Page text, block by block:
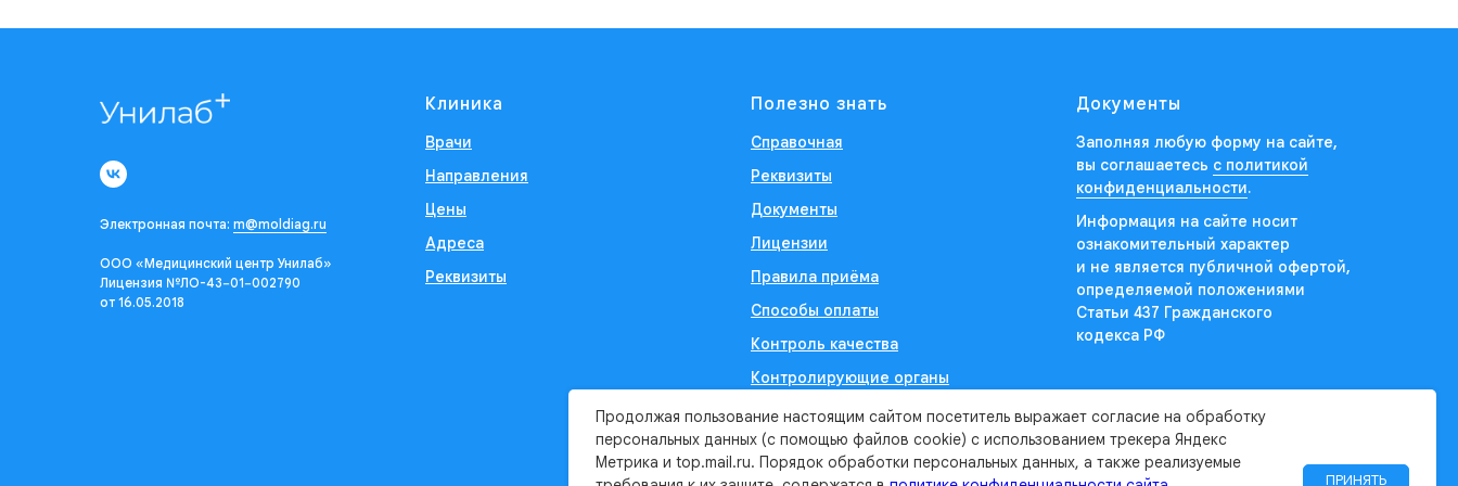
Электронная почта: m@moldiag.ru
ООО «Медицинский центр Унилаб»
Лицензия №ЛО-43−01−002790
от 16.05.2018
Клиника
Врачи
Направления
Цены
Адреса
Реквизиты
Полезно знать
Справочная
Реквизиты
Документы
Лицензии
Правила приёма
Способы оплаты
Контроль качества
Контролирующие органы
Документы
Заполняя любую форму на сайте,
вы соглашаетесь с политикой
конфиденциальности.
Информация на сайте носит
ознакомительный характер
и не является публичной офертой,
определяемой положениями
Статьи 437 Гражданского
кодекса РФ
Продолжая пользование настоящим сайтом посетитель выражает согласие на обработку
персональных данных (с помощью файлов cookie) с использованием трекера Яндекс
Метрика и top.mail.ru. Порядок обработки персональных данных, а также реализуемые
ПРИНЯТЬ